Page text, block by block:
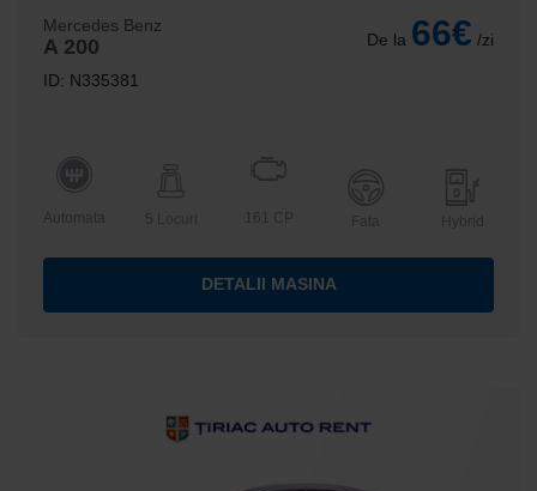
Mercedes Benz
A 200
ID: N335381
De la 66€ /zi
Automata 5 Locuri 161 CP Hybrid
DETALII MASINA